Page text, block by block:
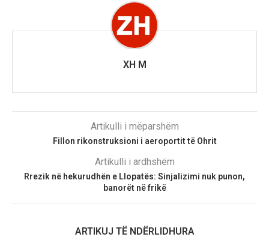
XH M
Artikulli i mëparshëm
Fillon rikonstruksioni i aeroportit të Ohrit
Artikulli i ardhshëm
Rrezik në hekurudhën e Llopatës: Sinjalizimi nuk punon,
banorët në frikë
ARTIKUJ TË NDËRLIDHURA